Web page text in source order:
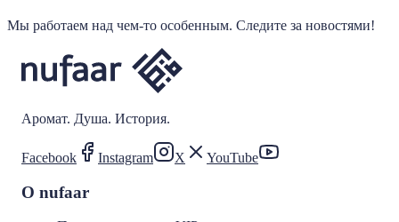
Мы работаем над чем-то особенным. Следите за новостями!
Аромат. Душа. История.
Facebook Instagram X YouTube
О nufaar